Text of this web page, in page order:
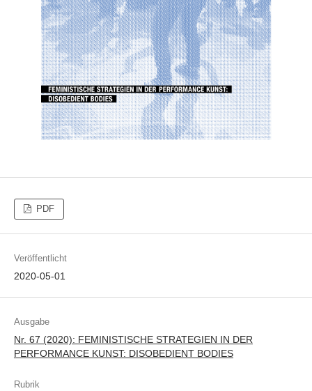
PDF
Veröffentlicht
2020-05-01
Ausgabe
Nr. 67 (2020): FEMINISTISCHE STRATEGIEN IN DER
PERFORMANCE KUNST: DISOBEDIENT BODIES
Rubrik